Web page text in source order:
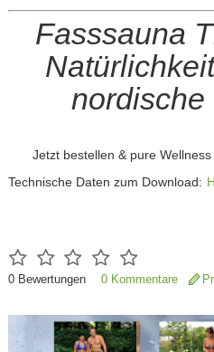
Fasssauna
nordische
Jetzt bestellen & pure
Technische Daten zum Download:
0Bewertungen 0 Kommentare